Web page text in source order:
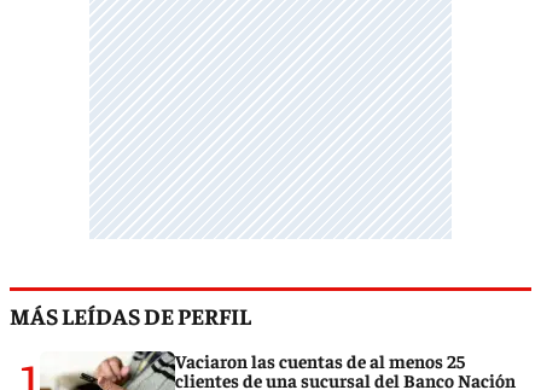
MÁS LEÍDAS DE PERFIL
Vaciaron las cuentas de al menos 25
clientes de una sucursal del Banco Nación